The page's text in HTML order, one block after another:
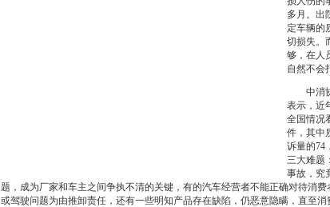
多月。出
定车辆的
切损失。
够，在人
自然不会
中消协
表示，近
全国情况
件，其中
诉量的74
三大难题
事故，究
题，成为厂家和车主之间争执不清的关键，有的汽车经营者不能正确对待消
或驾驶问题为由推卸责任，还有一些明知产品存在缺陷，仍恶意隐瞒，直至消